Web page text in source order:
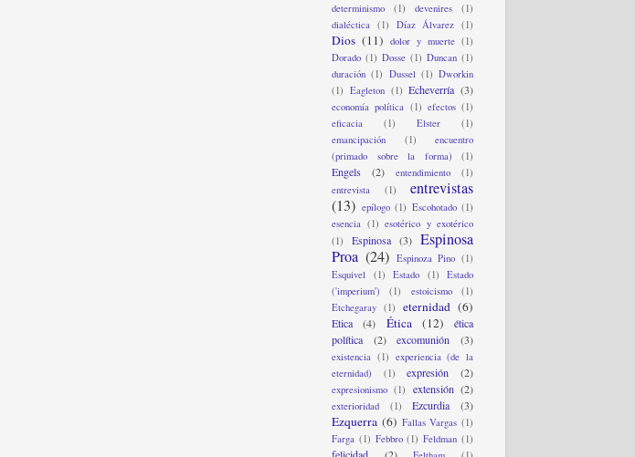
determinismo (1) devenires
(1)
dialéctica (1) Díaz Álvarez (1)
Dios (11) dolor y muerte (1)
Dorado (1) Dosse (1) Duncan (1)
duración (1) Dussel (1) Dworkin
(1) Eagleton (1) Echeverría (3)
economía política (1) efectos (1)
eficacia
(1) Elster
(1)
emancipación
(1)
encuentro
(primado sobre la forma)
(1)
Engels (2) entendimiento
(1)
entrevista
(1)
entrevistas
(13) epílogo (1) Escohotado (1)
esencia (1) esotérico y exotérico
(1)
Espinosa (3) Espinosa
Proa (24) Espinoza Pino (1)
Esquivel
(1) Estado (1)
Estado
('imperium')
(1) estoicismo
(1)
Etchegaray (1) eternidad (6)
Etica (4) Ética (12)
ética
política
(2) excomunión (3)
existencia (1) experiencia (de la
eternidad)
(1) expresión (2)
expresionismo (1) extensión (2)
exterioridad (1) Ezcurdia (3)
Ezquerra (6) Fallas Vargas (1)
Farga (1) Febbro (1) Feldman (1)